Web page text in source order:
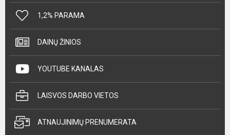
1,2% PARAMA
DAINŲ ŽINIOS
YOUTUBE KANALAS
LAISVOS DARBO VIETOS
ATNAUJINIMŲ PRENUMERATA